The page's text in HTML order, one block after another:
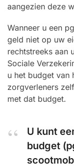
aangezien deze
Wanneer u een
geld niet op uw
rechtstreeks aan
Sociale
u het budget van
zorgverleners
met dat budget.
U kunt
budget